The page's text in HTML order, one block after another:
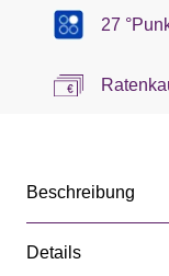
27
Beschreibung
Details